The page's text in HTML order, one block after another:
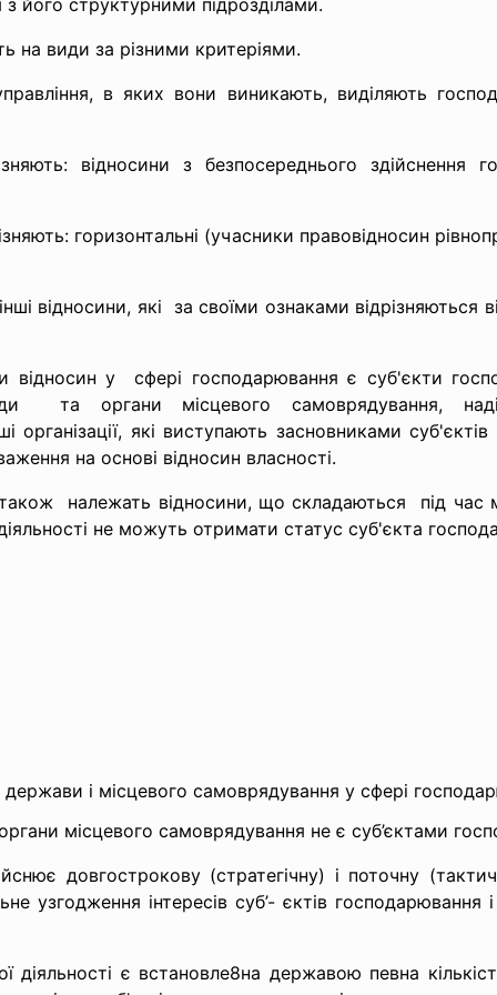
його структурними підрозділами.
на види за різними критеріями.
в яких вони виникають, виділяють
відносини з безпосереднього здійснення
горизонтальні (учасники правовідносин
відносини, які за своїми ознаками відрізняються
відносин у сфері господарювання є суб'єкти
та органи місцевого самоврядування,
організації, які виступають засновниками
на основі відносин власності.
належать відносини, що складаються під час
не можуть отримати статус суб'єкта
і місцевого самоврядування у сфері
місцевого самоврядування не є суб’єктами
довгострокову (стратегічну) і поточну
узгодження інтересів суб’- єктів господарювання
діяльності є встановле8на державою певна